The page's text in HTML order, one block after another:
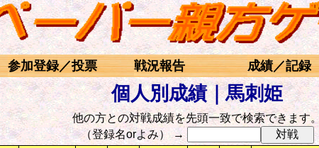
参加登録／投票 戦況報告 成績／記録
個人別成績｜馬刺姫
他の方との対戦成績を先頭一致で検索できます。
（登録名orよみ） →